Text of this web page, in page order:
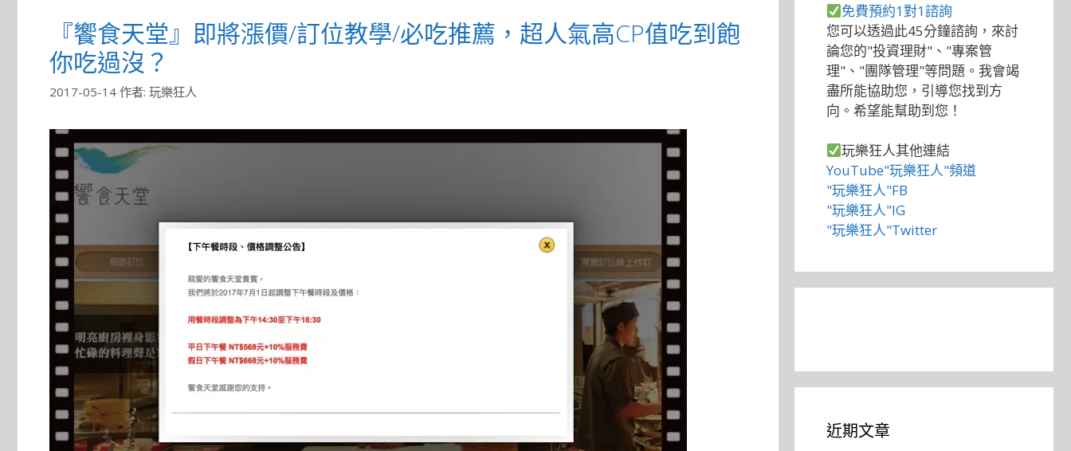
『饗食天堂』即將漲價/訂位教學/必吃推薦，超人氣高CP值吃到飽
你吃過沒？
2017-05-14 作者: 玩樂狂人
免費預約1對1諮詢
您可以透過此45分鐘諮詢，來討
論您的"投資理財"、"專案管
理"、"團隊管理"等問題。我會竭
盡所能協助您，引導您找到方
向。希望能幫助到您！
玩樂狂人其他連結
YouTube"玩樂狂人"頻道
"玩樂狂人"FB
"玩樂狂人"IG
"玩樂狂人"Twitter
近期文章